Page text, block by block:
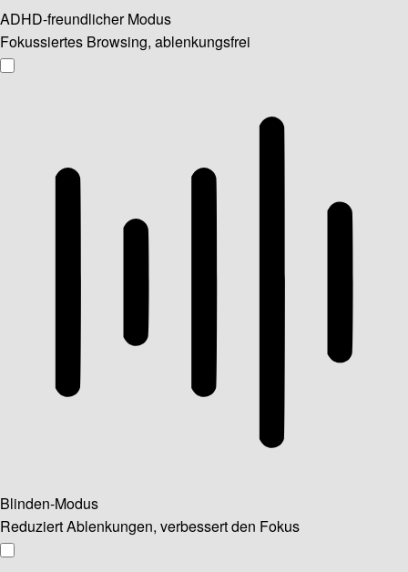
ADHD-freundlicher Modus
Fokussiertes Browsing, ablenkungsfrei
Blinden-Modus
Reduziert Ablenkungen, verbessert den Fokus